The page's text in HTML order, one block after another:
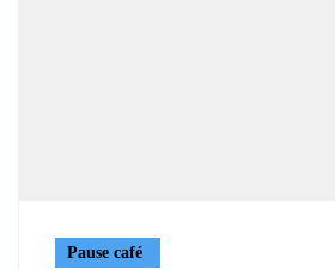
Pause café